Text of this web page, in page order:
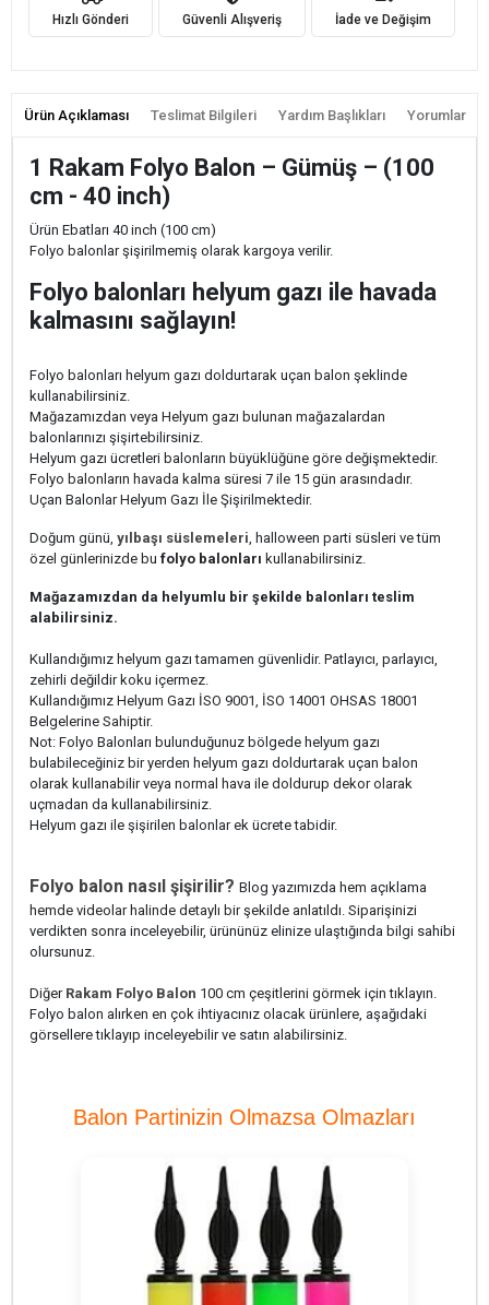
Hızlı Gönderi Güvenli Alışveriş İade ve Değişim
Ürün Açıklaması Teslimat Bilgileri Yardım Başlıkları Yorumlar
1 Rakam Folyo Balon – Gümüş – (100
cm - 40 inch)
Ürün Ebatları 40 inch (100 cm)
Folyo balonlar şişirilmemiş olarak kargoya verilir.
Folyo balonları helyum gazı ile havada
kalmasını sağlayın!
Folyo balonları helyum gazı doldurtarak uçan balon şeklinde
kullanabilirsiniz.
Mağazamızdan veya Helyum gazı bulunan mağazalardan
balonlarınızı şişirtebilirsiniz.
Helyum gazı ücretleri balonların büyüklüğüne göre değişmektedir.
Folyo balonların havada kalma süresi 7 ile 15 gün arasındadır.
Uçan Balonlar Helyum Gazı İle Şişirilmektedir.
Doğum günü, yılbaşı süslemeleri, halloween parti süsleri ve tüm
özel günlerinizde bu folyo balonları kullanabilirsiniz.
Mağazamızdan da helyumlu bir şekilde balonları teslim
alabilirsiniz.
Kullandığımız helyum gazı tamamen güvenlidir. Patlayıcı, parlayıcı,
zehirli değildir koku içermez.
Kullandığımız Helyum Gazı İSO 9001, İSO 14001 OHSAS 18001
Belgelerine Sahiptir.
Not: Folyo Balonları bulunduğunuz bölgede helyum gazı
bulabileceğiniz bir yerden helyum gazı doldurtarak uçan balon
olarak kullanabilir veya normal hava ile doldurup dekor olarak
uçmadan da kullanabilirsiniz.
Helyum gazı ile şişirilen balonlar ek ücrete tabidir.
Folyo balon nasıl şişirilir? Blog yazımızda hem açıklama
hemde videolar halinde detaylı bir şekilde anlatıldı. Siparişinizi
verdikten sonra inceleyebilir, ürününüz elinize ulaştığında bilgi sahibi
olursunuz.
Diğer Rakam Folyo Balon 100 cm çeşitlerini görmek için tıklayın.
Folyo balon alırken en çok ihtiyacınız olacak ürünlere, aşağıdaki
görsellere tıklayıp inceleyebilir ve satın alabilirsiniz.
Balon Partinizin Olmazsa Olmazları